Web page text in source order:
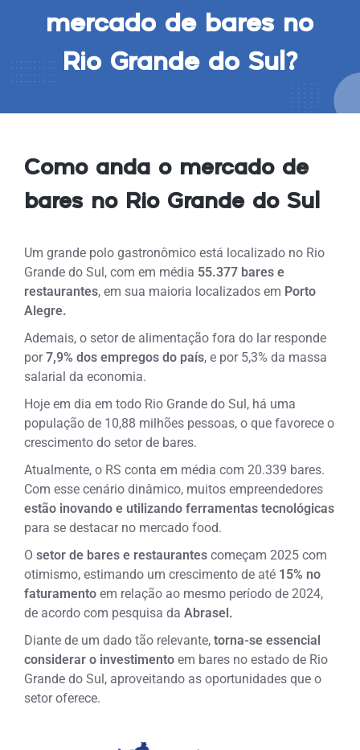
mercado de bares no
Rio Grande do Sul?
Como anda o mercado de
bares no Rio Grande do Sul
Um grande polo gastronômico está localizado no Rio
Grande do Sul, com em média 55.377 bares e
restaurantes, em sua maioria localizados em Porto
Alegre.
Ademais, o setor de alimentação fora do lar responde
por7,9% dos empregos do país, e por 5,3% da massa
salarial da economia.
Hoje em dia em todo Rio Grande do Sul, há uma
população de 10,88 milhões pessoas, o que favorece o
crescimento do setor de bares.
Atualmente, o RS conta em média com 20.339 bares.
Com esse cenário dinâmico, muitos empreendedores
estão inovando e utilizando ferramentas tecnológicas
para se destacar no mercado food.
Osetor de bares e restaurantes começam 2025 com
otimismo, estimando um crescimento de até 15% no
faturamento em relação ao mesmo período de 2024,
de acordo com pesquisa daAbrasel.
Diante de um dado tão relevante,torna-se essencial
considerar o investimento em bares no estado de Rio
Grande do Sul, aproveitando as oportunidades que o
setor oferece.